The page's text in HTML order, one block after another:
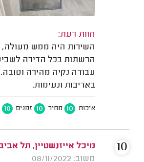
חוות דעת:
השירות היה ממש מעולה,
הרשתות בכל הדירה
עבודה נקיה מהירה
באדיבות ונעימות.
איכות 10 מחיר 10 זמנים 10
מיכל אייזנשטיין, תל
משוב: 08/11/2022
10